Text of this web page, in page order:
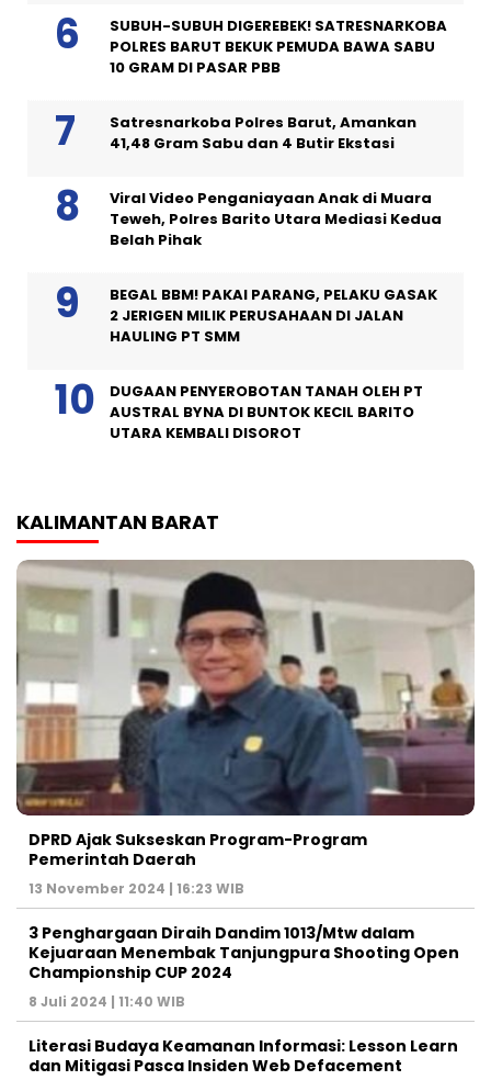
SUBUH-SUBUH DIGEREBEK! SATRESNARKOBA
POLRES BARUT BEKUK PEMUDA BAWA SABU
10 GRAM DI PASAR PBB
Satresnarkoba Polres Barut, Amankan
41,48 Gram Sabu dan 4 Butir Ekstasi
Viral Video Penganiayaan Anak di Muara
Teweh, Polres Barito Utara Mediasi Kedua
Belah Pihak
BEGAL BBM! PAKAI PARANG, PELAKU GASAK
2 JERIGEN MILIK PERUSAHAAN DI JALAN
HAULING PT SMM
DUGAAN PENYEROBOTAN TANAH OLEH PT
AUSTRAL BYNA DI BUNTOK KECIL BARITO
UTARA KEMBALI DISOROT
KALIMANTAN BARAT
DPRD Ajak Sukseskan Program-Program
Pemerintah Daerah
13 November 2024 | 16:23 WIB
3 Penghargaan Diraih Dandim 1013/Mtw dalam
Kejuaraan Menembak Tanjungpura Shooting Open
Championship CUP 2024
8 Juli 2024 | 11:40 WIB
Literasi Budaya Keamanan Informasi: Lesson Learn
dan Mitigasi Pasca Insiden Web Defacement